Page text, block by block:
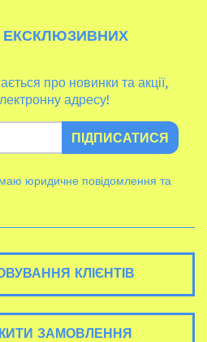
про новинки та акції,
адресу!
ПІДПИСАТИСЯ
юридичне повідомлення та
КЛІЄНТІВ
ЗАМОВЛЕННЯ